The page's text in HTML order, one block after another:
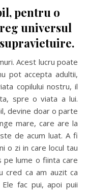
pentru o
universul
Acest lucru poate
pot accepta adultii,
copilului nostru, il
spre o viata a lui.
devine doar o parte
mare, care are la
de acum luat. A fi
o zi in care locul tau
pe lume o fiinta care
cred ca am auzit ca
fac pui, apoi puii